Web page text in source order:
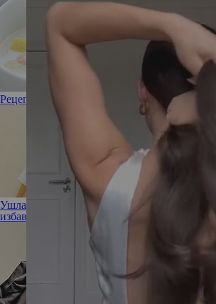
Рецепт от шефа: финский рыбный суп из
Ушла эпоха! Девушка-мем с бровями на
избавилась